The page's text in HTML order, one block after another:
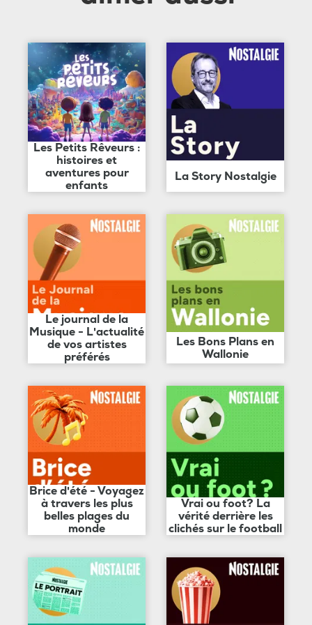
Les Petits Rêveurs :
histoires et
aventures pour
enfants
La Story Nostalgie
Le journal de la
Musique - L'actualité
de vos artistes
préférés
Les Bons Plans en
Wallonie
Brice d'été - Voyagez
à travers les plus
belles plages du
monde
Vrai ou foot? La
vérité derrière les
clichés sur le football